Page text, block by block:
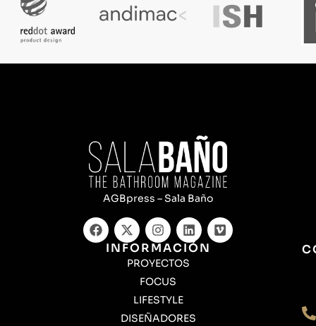
AGBpress – Sala Baño
INFORMACIÓN
PROYECTOS
FOCUS
LIFESTYLE
DISEÑADORES